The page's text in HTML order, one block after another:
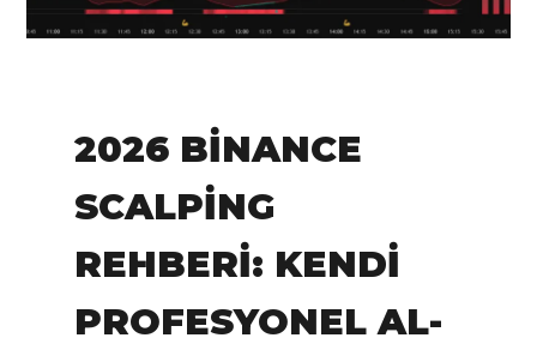
2026 BINANCE
SCALPING
REHBERI: KENDI
PROFESYONEL AL-